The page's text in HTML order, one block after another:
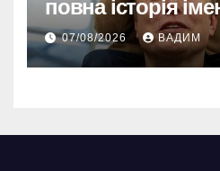
повна історія
хлопчиків
07/08/2026 ВАДИМ